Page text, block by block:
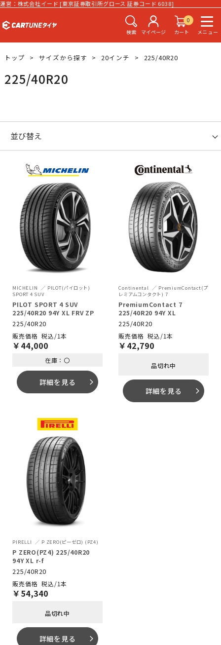
運営：株式会社イード [東京証券取引所グロース 証券コード 6038]
検索 マイページ
0
カート
メニュー
トップ サイズから探す 20インチ 225/40R20
225/40R20
MICHELIN
PILOT(パイロット)
SPORT 4 SUV
PILOT SPORT 4 SUV
225/40R20 94Y XL FRV ZP
225/40R20
税込/1本
￥ 44,000
在庫：〇
詳細を見る arrow_forward_ios
Continental
PremiumContact(プ
レミアムコンタクト) 7
PremiumContact 7
225/40R20 94Y XL
225/40R20
税込/1本
￥ 42,790
品切れ中
詳細を見る arrow_forward_ios
PIRELLI P ZERO(ピーゼロ) (PZ4)
P ZERO(PZ4) 225/40R20
94Y XL r-f
225/40R20
税込/1本
￥ 54,340
品切れ中
詳細を見る arrow_forward_ios